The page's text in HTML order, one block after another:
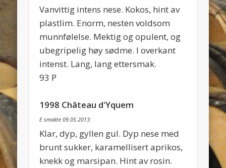
Vanvittig intens nese. Kokos, hint av
plastlim. Enorm, nesten voldsom
munnfølelse. Mektig og opulent, og
ubegripelig høy sødme. I overkant
intenst. Lang, lang ettersmak.
93 P
1998 Château d'Yquem
E smakte 09.05.2013:
Klar, dyp, gyllen gul. Dyp nese med
brunt sukker, karamellisert aprikos,
knekk og marsipan. Hint av rosin.